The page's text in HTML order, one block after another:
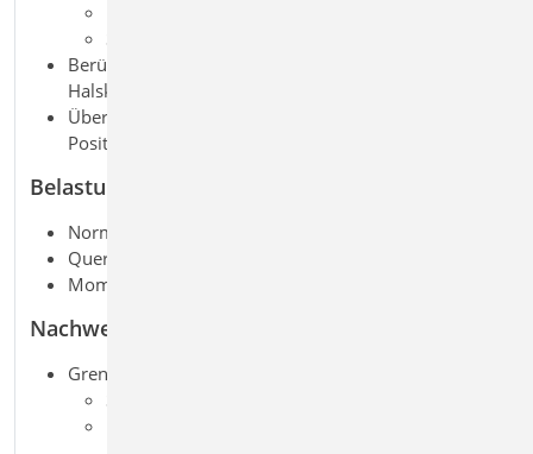
Schweißprofile (symmetrisch)
Berücksichtigung von Ausrundungsradius oder
Halskehlnaht
Übernahmen zum Detailnachweis aus BauStatik-
Positionen und EuroSta.stahl-Modellen
Belastung
Normalkraft
Querkraft (zweiachsig)
Moment (zweiachsig)
Nachweise
Grenzzustand der Tragfähigkeit, EC 3
Schweißnähte